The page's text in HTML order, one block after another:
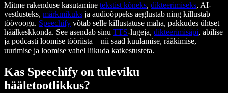
Mitme rakenduse kasutamine tekstist kõneks, dikteerimiseks, AI-
vestlusteks, märkmikuks ja audioõppeks aeglustab ning killustab
töövoogu. Speechify võtab selle killustatuse maha, pakkudes ühtset
häälkeskkonda. See asendab sinu TTS-lugeja, dikteerimisäpi, abilise
ja podcasti loomise tööriista – nii saad kuulamise, rääkimise,
uurimise ja loomise vahel liikuda katkestusteta.
Kas Speechify on tuleviku
hääletootlikkus?